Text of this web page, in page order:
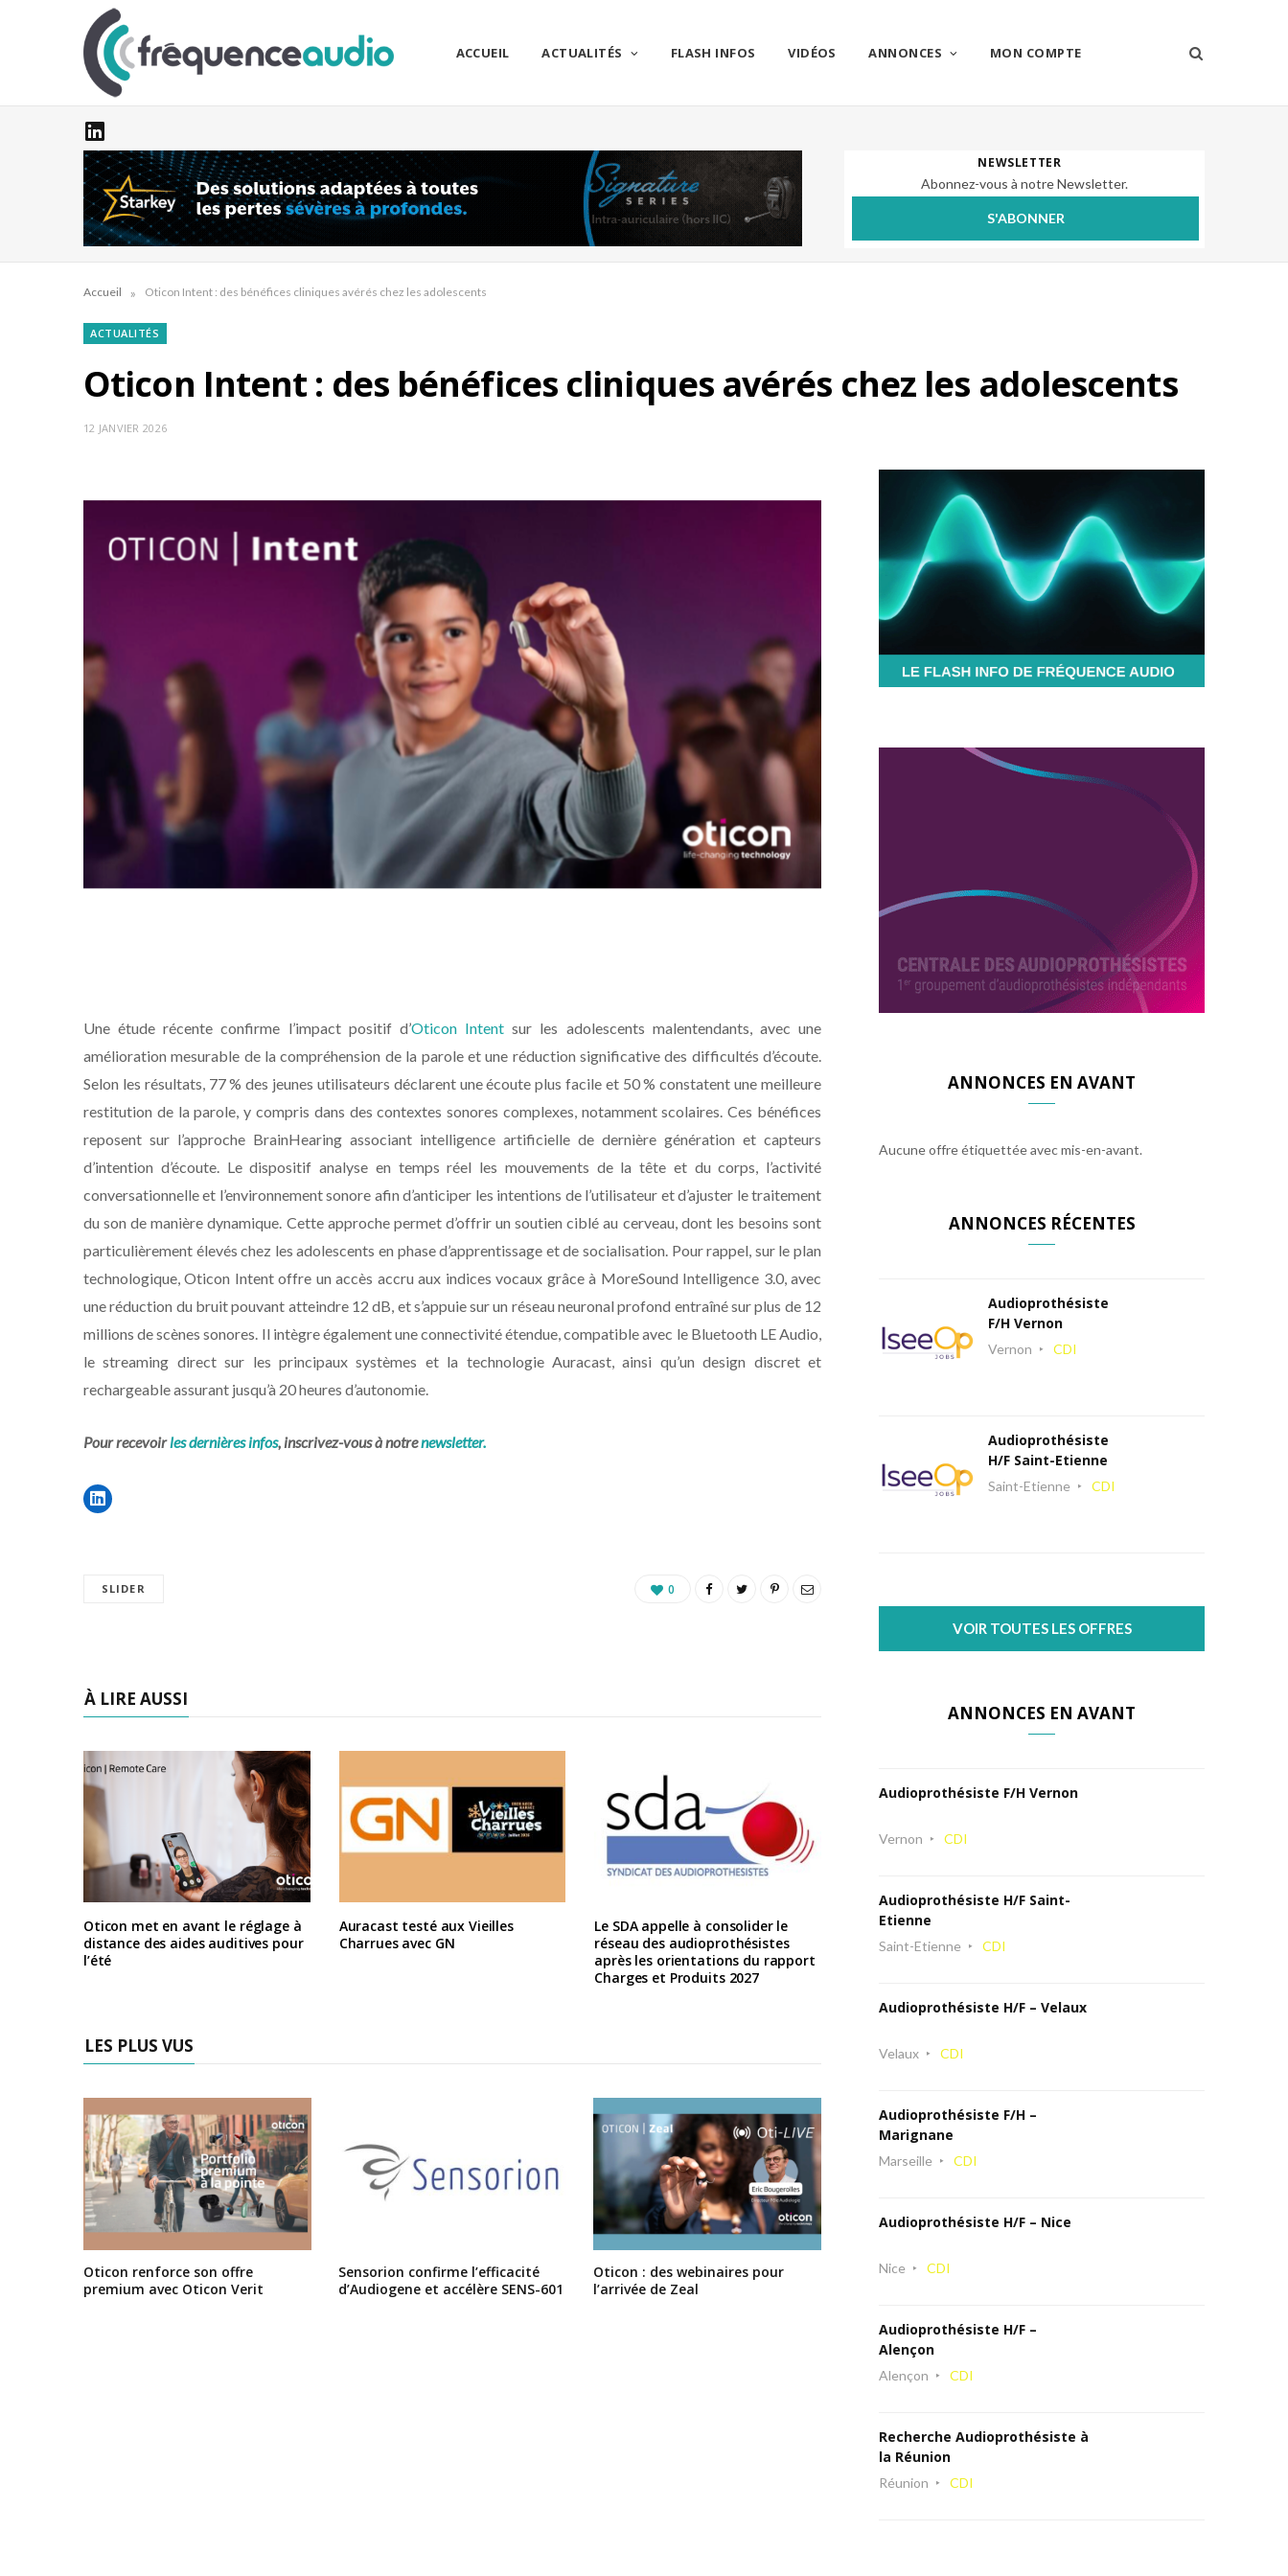
ACCUEIL ACTUALITÉS FLASH INFOS VIDÉOS ANNONCES MON COMPTE
NEWSLETTER
Abonnez-vous à notre Newsletter.
S'ABONNER
Accueil » Oticon Intent : des bénéfices cliniques avérés chez les adolescents
ACTUALITÉS
Oticon Intent : des bénéfices cliniques avérés chez les adolescents
12 JANVIER 2026
Une étude récente confirme l’impact positif d’Oticon Intent sur les adolescents malentendants, avec une
amélioration mesurable de la compréhension de la parole et une réduction significative des difficultés d’écoute.
Selon les résultats, 77 % des jeunes utilisateurs déclarent une écoute plus facile et 50 % constatent une meilleure
restitution de la parole, y compris dans des contextes sonores complexes, notamment scolaires. Ces bénéfices
reposent sur l’approche BrainHearing associant intelligence artificielle de dernière génération et capteurs
d’intention d’écoute. Le dispositif analyse en temps réel les mouvements de la tête et du corps, l’activité
conversationnelle et l’environnement sonore afin d’anticiper les intentions de l’utilisateur et d’ajuster le traitement
du son de manière dynamique. Cette approche permet d’offrir un soutien ciblé au cerveau, dont les besoins sont
particulièrement élevés chez les adolescents en phase d’apprentissage et de socialisation. Pour rappel, sur le plan
technologique, Oticon Intent offre un accès accru aux indices vocaux grâce à MoreSound Intelligence 3.0, avec
une réduction du bruit pouvant atteindre 12 dB, et s’appuie sur un réseau neuronal profond entraîné sur plus de 12
millions de scènes sonores. Il intègre également une connectivité étendue, compatible avec le Bluetooth LE Audio,
le streaming direct sur les principaux systèmes et la technologie Auracast, ainsi qu’un design discret et
rechargeable assurant jusqu’à 20 heures d’autonomie.
Pour recevoirles dernières infos, inscrivez-vous à notrenewsletter.
SLIDER 0
À LIRE AUSSI
Oticon met en avant le réglage à
distance des aides auditives pour
l’été
Auracast testé aux Vieilles
Charrues avec GN
Le SDA appelle à consolider le
réseau des audioprothésistes
après les orientations du rapport
Charges et Produits 2027
LES PLUS VUS
Oticon renforce son offre
premium avec Oticon Verit
Sensorion confirme l’efficacité
d’Audiogene et accélère SENS-601
Oticon : des webinaires pour
l’arrivée de Zeal
ANNONCES EN AVANT
Aucune offre étiquettée avec mis-en-avant.
ANNONCES RÉCENTES
Audioprothésiste
F/H Vernon
Vernon CDI
Audioprothésiste
H/F Saint-Etienne
Saint-Etienne CDI
VOIR TOUTES LES OFFRES
ANNONCES EN AVANT
Audioprothésiste F/H Vernon
Vernon CDI
Audioprothésiste H/F Saint-
Etienne
Saint-Etienne CDI
Audioprothésiste H/F – Velaux
Velaux CDI
Audioprothésiste F/H –
Marignane
Marseille CDI
Audioprothésiste H/F – Nice
Nice CDI
Audioprothésiste H/F –
Alençon
Alençon CDI
Recherche Audioprothésiste à
la Réunion
Réunion CDI